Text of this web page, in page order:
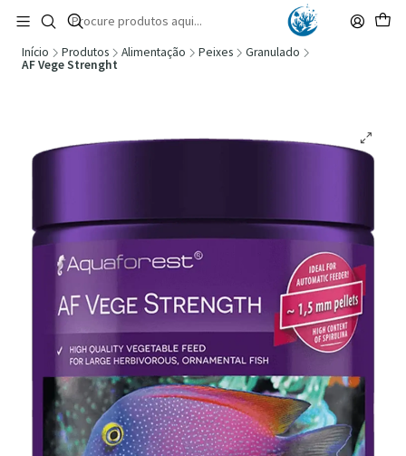
🚚 Portugal Continental: Portes Grátis desde 149,90€ (Envio extresso: 14,90€)
Ler mais
Início Produtos Alimentação Peixes
Granulado
AF Vege Strenght